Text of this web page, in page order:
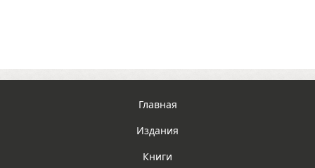
Главная
Издания
Книги